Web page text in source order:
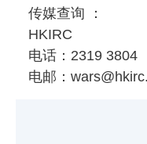
传媒查询 ：
HKIRC
电话：2319 3804
电邮：